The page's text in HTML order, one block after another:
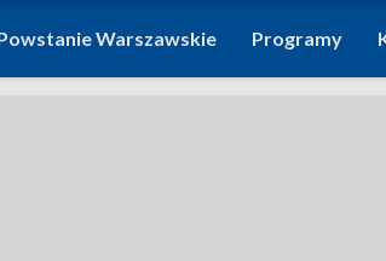
Warszawskie Programy